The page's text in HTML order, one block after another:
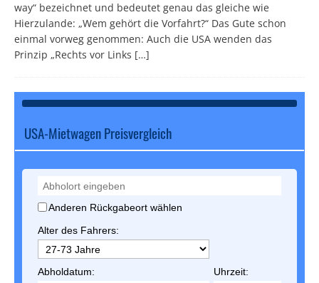
way“ bezeichnet und bedeutet genau das gleiche wie
Hierzulande: „Wem gehört die Vorfahrt?“ Das Gute schon
einmal vorweg genommen: Auch die USA wenden das
Prinzip „Rechts vor Links […]
USA-Mietwagen Preisvergleich
Anderen Rückgabeort wählen
Alter des Fahrers:
Abholdatum: Uhrzeit: